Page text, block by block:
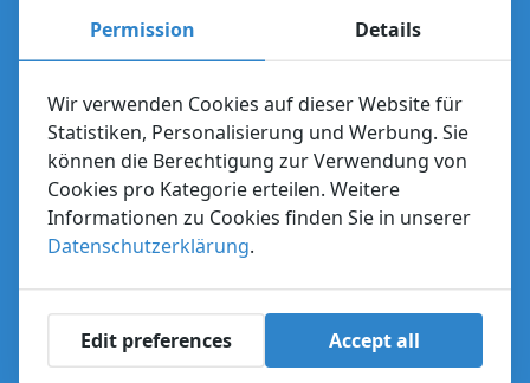
Stellenangebote
Dolfinarium
Zuiderzeeboulevard 22
3841 WB Harderwijk, Niederlande
KvK: 08017774
BTW: NL001845214B01
Permission Details
Wir verwenden Cookies auf dieser Website für
Statistiken, Personalisierung und Werbung. Sie
können die Berechtigung zur Verwendung von
Cookies pro Kategorie erteilen. Weitere
Informationen zu Cookies finden Sie in unserer
Datenschutzerklärung.
Edit preferences Accept all